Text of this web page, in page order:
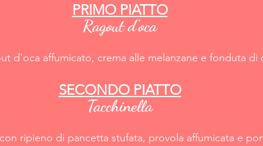
PRIMO PIATTO
Ragout d'oca
d'oca affumicato, crema alle melanzane e fonduta di
SECONDO PIATTO
Tacchinella
ripieno di pancetta stufata, provola affumicata e